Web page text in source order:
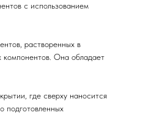
с использованием
растворенных в
компонентов. Она обладает
где сверху наносится
подготовленных